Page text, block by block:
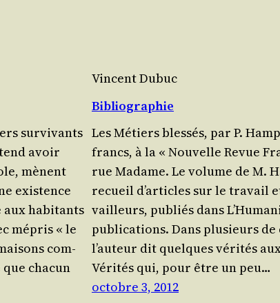
sur­vi­vants
avoir
mènent
exis­tence
aux habi­tants
mépris « le
com­
cha­cun
Vincent Dubuc
Bibliographie
Les Métiers bles­sés, par P.
francs, à la « Nou­velle Revue
rue Madame. Le volume de M.
recueil d’articles sur le tra­vail
vailleurs, publiés dans
publications. Dans plu­sieurs de
l’auteur dit quelques véri­tés
Véri­tés qui, pour être un peu…
octobre 3, 2012